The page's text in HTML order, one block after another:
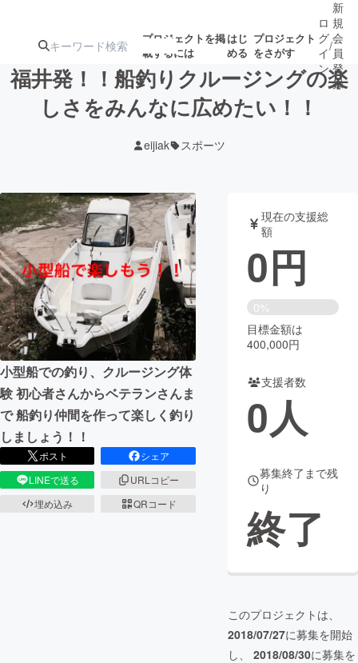
プロジェクトを掲
載するには
はじ
める
プロジェクト
をさがす
ジェクト
ロジェクト
アート・写真 音楽
テクノロジー・ガジェット ゲーム・サ
映像・映画 書籍・雑誌
ビジネス・起業 チャレンジ
まちづくり・地域活性化
CAMPFIRE for Social Good
CAMPFIRE Creation
CAMPFIREふるさと納税machi-ya
ロ
グ
イ
ン
/
新
規
会
員
登
録
福井発！！船釣りクルージングの楽
しさをみんなに広めたい！！
eijiak スポーツ
小型船での釣り、クルージング体
験 初心者さんからベテランさんま
で 船釣り仲間を作って楽しく釣り
しましょう！！
ポスト
シェア
LINEで送る
URLコピー
埋め込み
QRコード
現在の支援総
額
0円
0%
目標金額は
400,000円
支援者数
0人
募集終了まで残
り
終了
このプロジェクトは、
2018/07/27に募集を開始
し、 2018/08/30に募集を